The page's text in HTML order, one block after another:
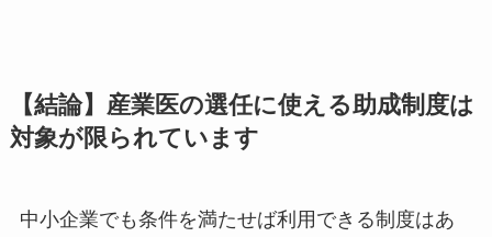
は対象が限られています